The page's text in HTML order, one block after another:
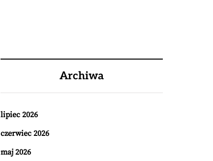
Archiwa
lipiec 2026
czerwiec 2026
maj 2026